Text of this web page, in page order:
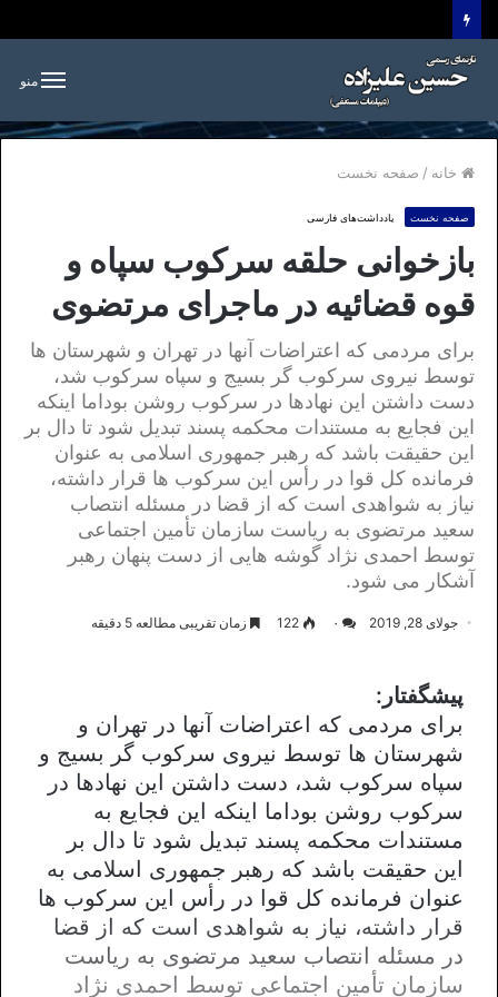
منو
خانه / صفحه نخست
صفحه نخست یادداشت‌های فارسی
بازخوانی حلقه سرکوب سپاه و
قوه قضائیه در ماجرای مرتضوی
برای مردمی که اعتراضات آنها در تهران و شهرستان ها
توسط نیروی سرکوب گر بسیج و سپاه سرکوب شد،
دست داشتن این نهادها در سرکوب روشن بوداما اینکه
این فجایع به مستندات محکمه پسند تبدیل شود تا دال بر
این حقیقت باشد که رهبر جمهوری اسلامی به عنوان
فرمانده کل قوا در رأس این سرکوب ها قرار داشته،
نیاز به شواهدی است که از قضا در مسئله انتصاب
سعید مرتضوی به ریاست سازمان تأمین اجتماعی
توسط احمدی نژاد گوشه هایی از دست پنهان رهبر
آشکار می شود.
جولای 28, 2019 ۰ 122 زمان تقریبی مطالعه 5 دقیقه
پیشگفتار:
برای مردمی که اعتراضات آنها در تهران و
شهرستان ها توسط نیروی سرکوب گر بسیج و
سپاه سرکوب شد، دست داشتن این نهادها در
سرکوب روشن بوداما اینکه این فجایع به
مستندات محکمه پسند تبدیل شود تا دال بر
این حقیقت باشد که رهبر جمهوری اسلامی به
عنوان فرمانده کل قوا در رأس این سرکوب ها
قرار داشته، نیاز به شواهدی است که از قضا
در مسئله انتصاب سعید مرتضوی به ریاست
سازمان تأمین اجتماعی توسط احمدی نژاد